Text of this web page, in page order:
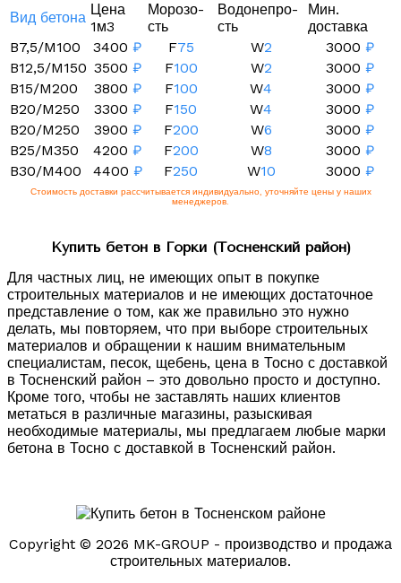
Вид бетона Цена
1м3
Морозо-
сть
Водонепро-
сть
Мин.
доставка
B7,5/M100
3400 ₽ F75 W2 3000 ₽
B12,5/M150 3500 ₽ F100 W2 3000 ₽
B15/M200
3800 ₽ F100 W4 3000 ₽
B20/M250
3300 ₽ F150 W4 3000 ₽
B20/M250
3900 ₽ F200 W6 3000 ₽
B25/M350
4200 ₽ F200 W8 3000 ₽
B30/M400
4400 ₽ F250 W10 3000 ₽
Стоимость доставки рассчитывается индивидуально, уточняйте цены у наших
менеджеров.
Купить бетон в Горки (Тосненский район)
Для частных лиц, не имеющих опыт в покупке
строительных материалов и не имеющих достаточное
представление о том, как же правильно это нужно
делать, мы повторяем, что при выборе строительных
материалов и обращении к нашим внимательным
специалистам, песок, щебень, цена в Тосно с доставкой
в Тосненский район – это довольно просто и доступно.
Кроме того, чтобы не заставлять наших клиентов
метаться в различные магазины, разыскивая
необходимые материалы, мы предлагаем любые марки
бетона в Тосно с доставкой в Тосненский район.
Copyright © 2026 MK-GROUP - производство и продажа
строительных материалов.